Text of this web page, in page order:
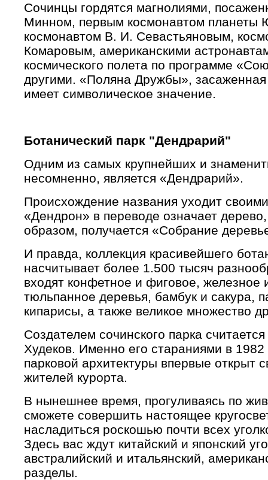
Сочинцы гордятся магнолиями,
Минном, первым космонавтом планеты
космонавтом В. И. Севастьяновым,
Комаровым, американскими
космического полета по программе
другими. «Поляна Дружбы»,
имеет символическое значение.
Ботанический парк "Дендрарий"
Одним из самых крупнейших и
несомненно, является «Дендрарий».
Происхождение названия уходит
«Дендрон» в переводе означает
образом, получается «Собрание
И правда, коллекция красивейшего
насчитывает более 1.500 тысяч
входят конфетное и фиговое,
тюльпанное деревья, бамбук и сакура,
кипарисы, а также великое множество
Создателем сочинского парка
Худеков. Именно его стараниями в 1982
парковой архитектуры впервые открыт
жителей курорта.
В нынешнее время, прогуливаясь по
сможете совершить настоящее
насладиться роскошью почти всех
Здесь вас ждут китайский и японский
австралийский и итальянский,
разделы.